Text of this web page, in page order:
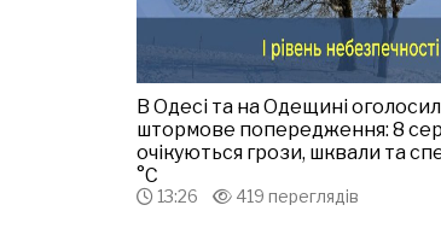
В Одесі та на Одещині
штормове попередження: 8
очікуються грози, шквали та
°С
13:26 419 переглядів